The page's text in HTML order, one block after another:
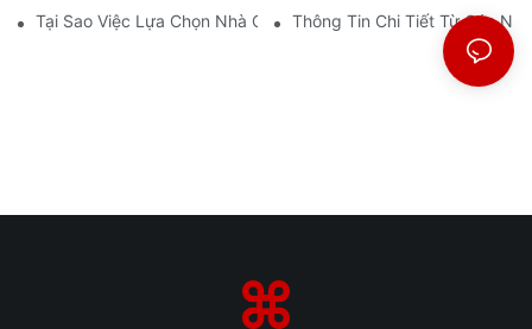
Tại Sao Việc Lựa Chọn Nhà Cung Cấp Màng BOPP Phù Hợp
Thông Tin Chi Tiết Từ Các